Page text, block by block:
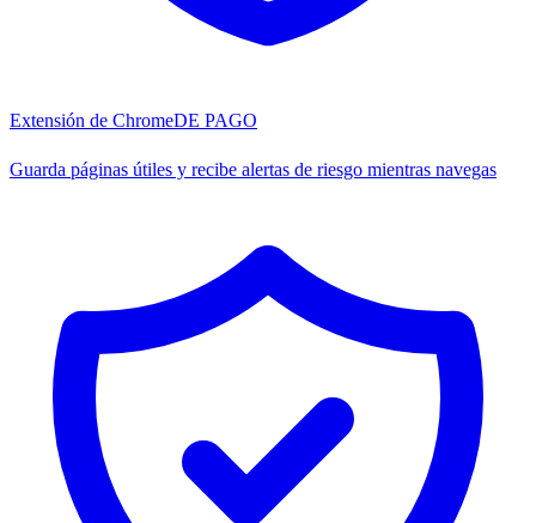
Extensión de ChromeDE PAGO
Guarda páginas útiles y recibe alertas de riesgo mientras navegas